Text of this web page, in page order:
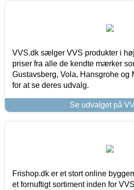
VVS.dk sælger VVS produkter i
priser fra alle de kendte mærker
Gustavsberg, Vola, Hansgrohe og
for at se deres udvalg.
Se udvalget på
Frishop.dk er et stort online
et fornuftigt sortiment inden for